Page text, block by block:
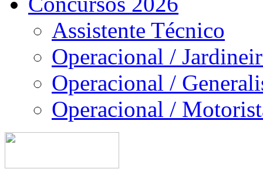
Assistente Técnico
Operacional /
Operacional /
Operacional /